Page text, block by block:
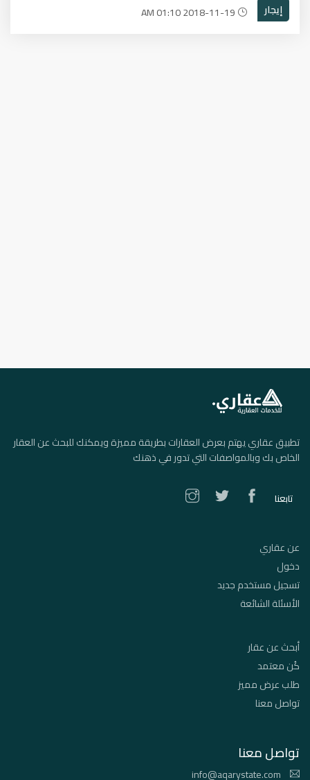
إيجار
تطبيق عقاري يهتم بعرض العقارات بطريقة مميزة ويمكنك للبحث عن العقار
الخاص بك وبالمواصفات التي تدور في ذهنك
تابعنا
عن عقاري
دخول
تسجيل مستخدم جديد
الأسئلة الشائعة
أبحث عن عقار
كُن معتمد
طلب عرض مميز
تواصل معنا
تواصل معنا
info@aqarystate.com